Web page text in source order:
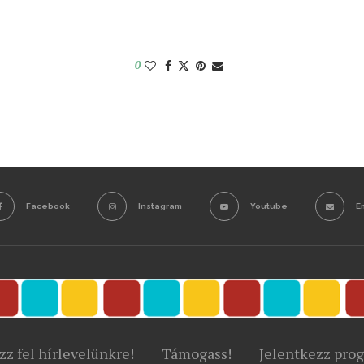
0
Facebook Instagram Youtube
fel hírlevelünkre! Támogass! Jelentkezz